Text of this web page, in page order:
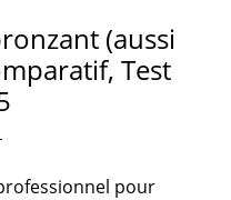
(aussi
Test
pour